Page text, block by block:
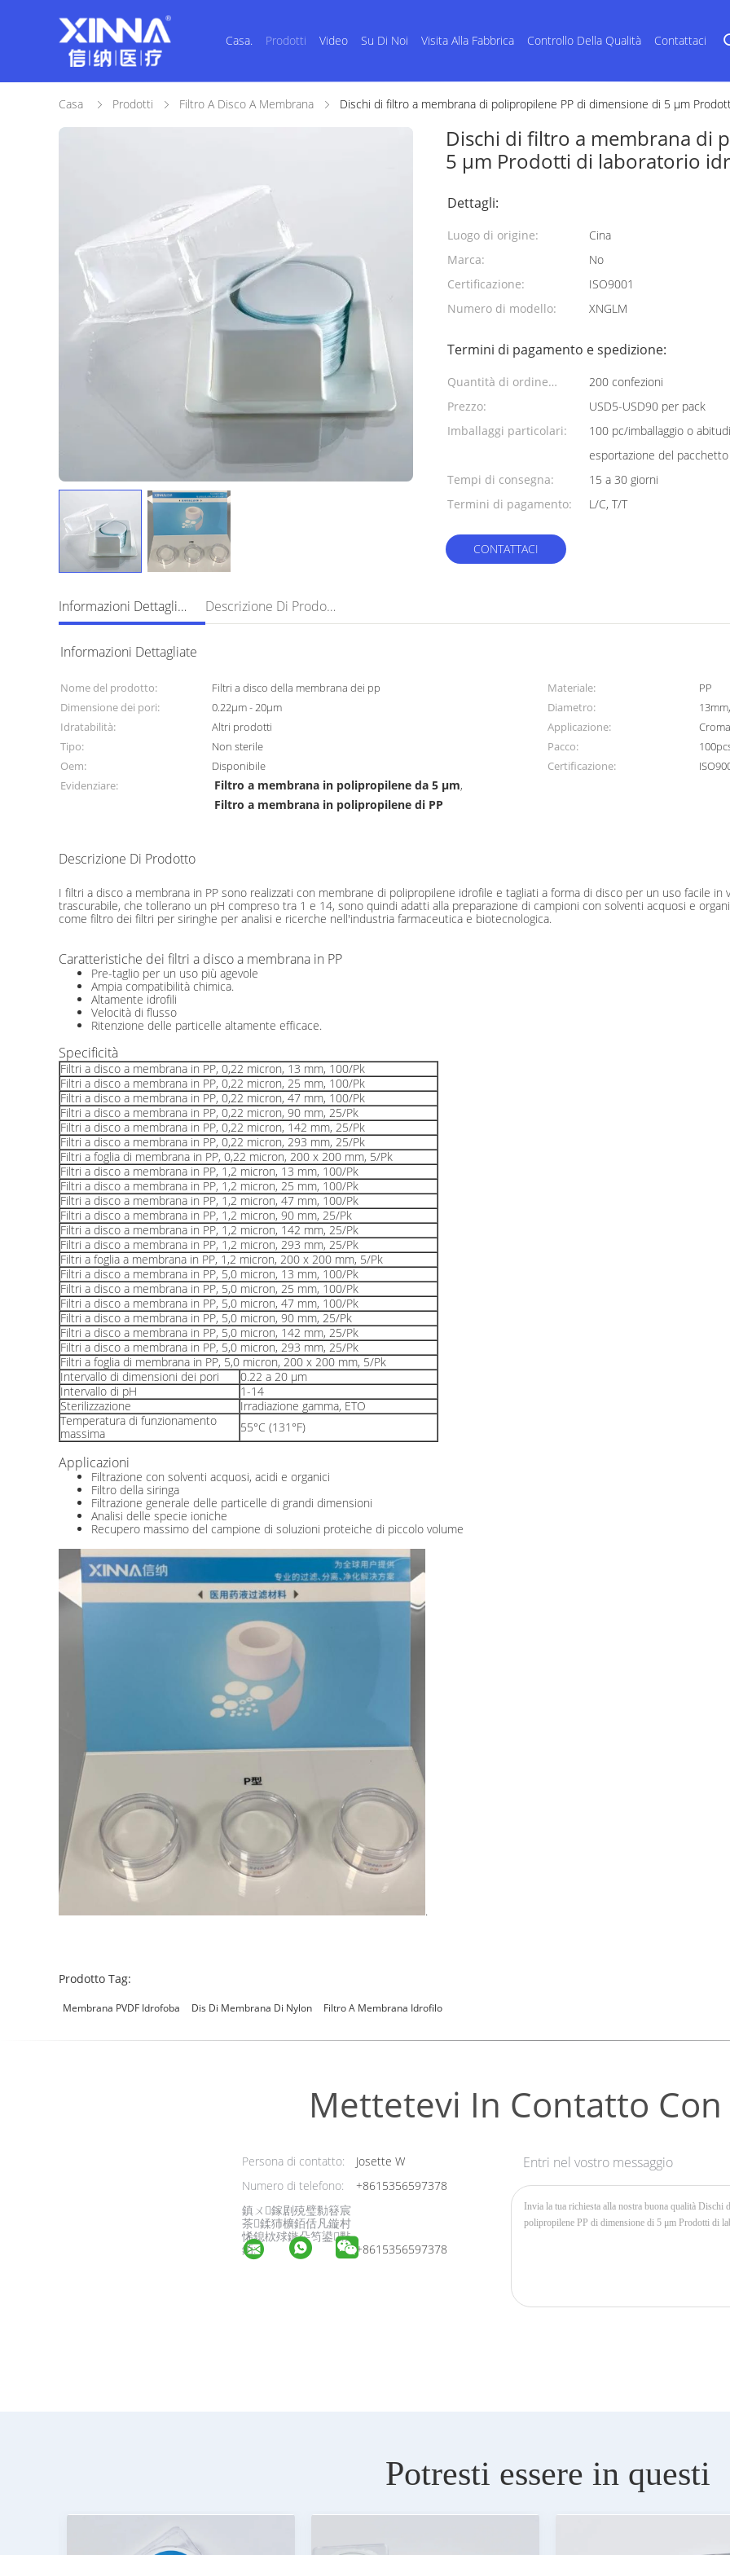
Casa. Prodotti Video Su Di Noi Visita Alla Fabbrica Controllo Della Qualità Contattaci
Casa Prodotti Filtro A Disco A Membrana Dischi di filtro a membrana di polipropilene PP di dimensione di 5 μm
Dischi di filtro a membrana di
5 μm Prodotti di laboratorio
Dettagli:
Luogo di origine:
Cina
Marca:
No
Certificazione:
ISO9001
Numero di modello:
XNGLM
Termini di pagamento e spedizione:
Quantità di ordine
minimo:
200 confezioni
Prezzo:
USD5-USD90 per pack
Imballaggi particolari:
100 pc/imballaggio o
esportazione del pacchetto
Tempi di consegna:
15 a 30 giorni
Termini di pagamento:
L/C, T/T
CONTATTACI
Informazioni Dettagliate Descrizione Di Prodotto
Informazioni Dettagliate
Nome del prodotto: Filtri a disco della membrana dei pp Materiale:
PP
Dimensione dei pori:
0.22µm - 20µm Diametro:
Idratabilità:
Altri prodotti Applicazione:
Tipo:
Non sterile Pacco:
Oem:
Disponibile Certificazione:
Evidenziare:
Filtro a membrana in polipropilene da 5 μm,
Filtro a membrana in polipropilene di PP
Descrizione Di Prodotto
I filtri a disco a membrana in PP sono realizzati con membrane di polipropilene idrofile e tagliati a forma di disco per un uso facile
trascurabile, che tollerano un pH compreso tra 1 e 14, sono quindi adatti alla preparazione di campioni con solventi acquosi e
come filtro dei filtri per siringhe per analisi e ricerche nell'industria farmaceutica e biotecnologica.
Caratteristiche dei filtri a disco a membrana in PP
Pre-taglio per un uso più agevole
Ampia compatibilità chimica.
Altamente idrofili
Velocità di flusso
Ritenzione delle particelle altamente efficace.
Specificità
Filtri a disco a membrana in PP, 0,22 micron, 13 mm, 100/Pk
Filtri a disco a membrana in PP, 0,22 micron, 25 mm, 100/Pk
Filtri a disco a membrana in PP, 0,22 micron, 47 mm, 100/Pk
Filtri a disco a membrana in PP, 0,22 micron, 90 mm, 25/Pk
Filtri a disco a membrana in PP, 0,22 micron, 142 mm, 25/Pk
Filtri a disco a membrana in PP, 0,22 micron, 293 mm, 25/Pk
Filtri a foglia di membrana in PP, 0,22 micron, 200 x 200 mm, 5/Pk
Filtri a disco a membrana in PP, 1,2 micron, 13 mm, 100/Pk
Filtri a disco a membrana in PP, 1,2 micron, 25 mm, 100/Pk
Filtri a disco a membrana in PP, 1,2 micron, 47 mm, 100/Pk
Filtri a disco a membrana in PP, 1,2 micron, 90 mm, 25/Pk
Filtri a disco a membrana in PP, 1,2 micron, 142 mm, 25/Pk
Filtri a disco a membrana in PP, 1,2 micron, 293 mm, 25/Pk
Filtri a foglia a membrana in PP, 1,2 micron, 200 x 200 mm, 5/Pk
Filtri a disco a membrana in PP, 5,0 micron, 13 mm, 100/Pk
Filtri a disco a membrana in PP, 5,0 micron, 25 mm, 100/Pk
Filtri a disco a membrana in PP, 5,0 micron, 47 mm, 100/Pk
Filtri a disco a membrana in PP, 5,0 micron, 90 mm, 25/Pk
Filtri a disco a membrana in PP, 5,0 micron, 142 mm, 25/Pk
Filtri a disco a membrana in PP, 5,0 micron, 293 mm, 25/Pk
Filtri a foglia di membrana in PP, 5,0 micron, 200 x 200 mm, 5/Pk
Intervallo di dimensioni dei pori
0.22 a 20 μm
Intervallo di pH
1-14
Sterilizzazione
Irradiazione gamma, ETO
Temperatura di funzionamento
massima
55°C (131°F)
Applicazioni
Filtrazione con solventi acquosi, acidi e organici
Filtro della siringa
Filtrazione generale delle particelle di grandi dimensioni
Analisi delle specie ioniche
Recupero massimo del campione di soluzioni proteiche di piccolo volume
.
Prodotto Tag:
Membrana PVDF Idrofoba Dis Di Membrana Di Nylon Filtro A Membrana Idrofilo
Mettetevi In ​​contatto
Persona di contatto:
Josette W
Numero di telefono:
+8615356597378
鎮ㄨ鎵剧殑璧勬簮宸
茶鍒犻櫎銆佸凡鏇村
悕鎴栨殏鏃朵笉鍙敤
銆:
+8615356597378
Entri nel vostro messaggio
Potresti essere in questi